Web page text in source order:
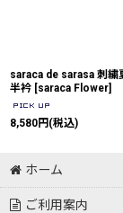
saraca de sarasa 刺繍
半衿 [saraca Flower]
8,580円 (税込)
ホーム
ご利用案内